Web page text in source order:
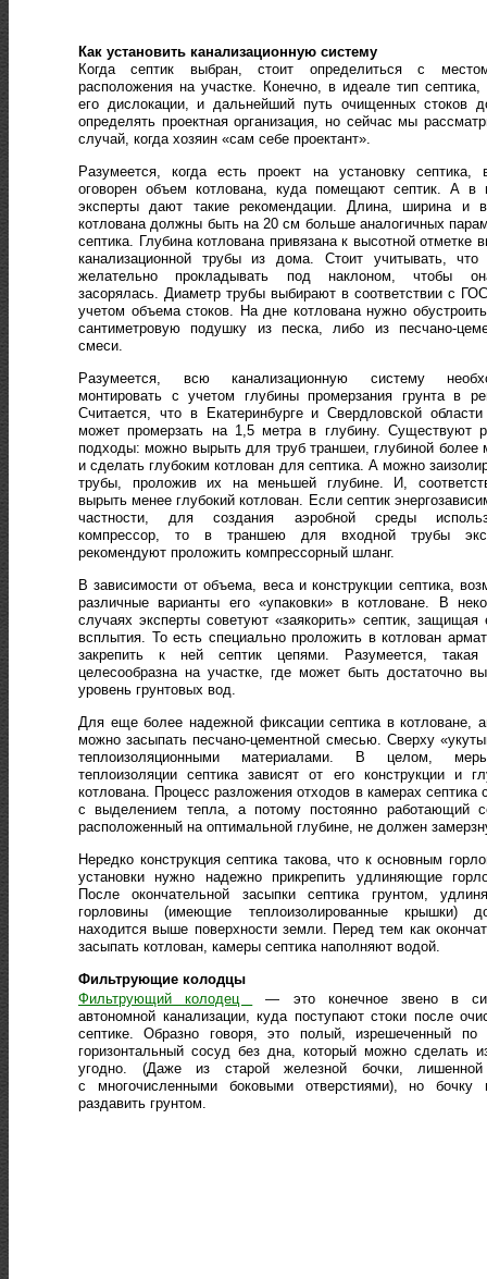
Как установить канализационную систему
Когда септик выбран, стоит определиться с
расположения на участке. Конечно, в идеале тип септика,
его дислокации, и дальнейший путь очищенных стоков
определять проектная организация, но сейчас мы
случай, когда хозяин «сам себе проектант».
Разумеется, когда есть проект на установку септика,
оговорен объем котлована, куда помещают септик. А в
эксперты дают такие рекомендации. Длина, ширина и
котлована должны быть на 20 см больше аналогичных
септика. Глубина котлована привязана к высотной отметке
канализационной трубы из дома. Стоит учитывать, что
желательно прокладывать под наклоном, чтобы
засорялась. Диаметр трубы выбирают в соответствии с
учетом объема стоков. На дне котлована нужно
сантиметровую подушку из песка, либо из песчано-
смеси.
Разумеется, всю канализационную систему
монтировать с учетом глубины промерзания грунта в
Считается, что в Екатеринбурге и Свердловской области
может промерзать на 1,5 метра в глубину. Существуют
подходы: можно вырыть для труб траншеи, глубиной более
и сделать глубоким котлован для септика. А можно
трубы, проложив их на меньшей глубине. И,
вырыть менее глубокий котлован. Если септик
частности, для создания аэробной среды
компрессор, то в траншею для входной трубы
рекомендуют проложить компрессорный шланг.
В зависимости от объема, веса и конструкции септика,
различные варианты его «упаковки» в котловане. В
случаях эксперты советуют «заякорить» септик, защищая
всплытия. То есть специально проложить в котлован
закрепить к ней септик цепями. Разумеется,
целесообразна на участке, где может быть достаточно
уровень грунтовых вод.
Для еще более надежной фиксации септика в котловане,
можно засыпать песчано-цементной смесью. Сверху
теплоизоляционными материалами. В целом,
теплоизоляции септика зависят от его конструкции и
котлована. Процесс разложения отходов в камерах септика
с выделением тепла, а потому постоянно работающий
расположенный на оптимальной глубине, не должен
Нередко конструкция септика такова, что к основным
установки нужно надежно прикрепить удлиняющие
После окончательной засыпки септика грунтом,
горловины (имеющие теплоизолированные крышки)
находится выше поверхности земли. Перед тем как
засыпать котлован, камеры септика наполняют водой.
Фильтрующие колодцы
Фильтрующий колодец
— это конечное звено в
автономной канализации, куда поступают стоки после
септике. Образно говоря, это полый, изрешеченный по
горизонтальный сосуд без дна, который можно сделать
угодно. (Даже из старой железной бочки,
с многочисленными боковыми отверстиями), но бочку
раздавить грунтом.